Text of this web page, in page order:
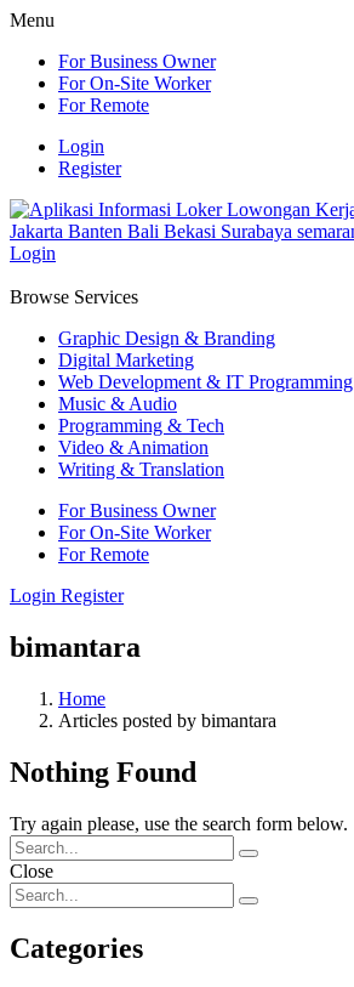
Menu
For Business Owner
For On-Site Worker
For Remote
Login
Register
Login
Browse Services
Graphic Design & Branding
Digital Marketing
Web Development & IT Programming
Music & Audio
Programming & Tech
Video & Animation
Writing & Translation
For Business Owner
For On-Site Worker
For Remote
Login Register
bimantara
Home
Articles posted by bimantara
Nothing Found
Try again please, use the search form below.
Close
Categories